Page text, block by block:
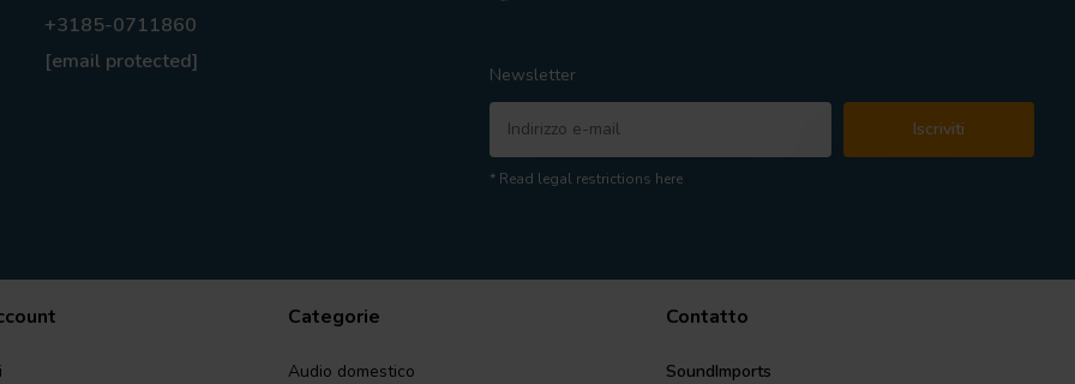
+3185-0711860
[email protected]
Newsletter
Iscriviti
* Read legal restrictions here
Categorie
Audio domestico
Contatto
SoundImports